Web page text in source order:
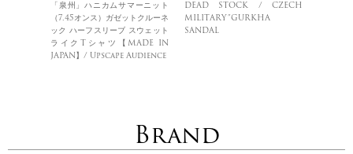
「泉州」ハニカムサマーニット
（7.45オンス）ガゼットクルーネ
ック ハーフスリーブ スウェット
ライクTシャツ【MADE IN
JAPAN】/ Upscape Audience
DEAD STOCK / CZECH
MILITARY”GURKHA
SANDAL
Brand